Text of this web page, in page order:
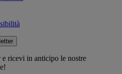
ricevi in anticipo le nostre